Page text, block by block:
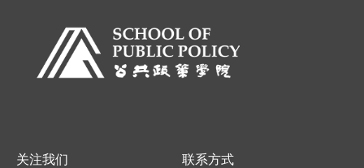
关注我们 联系方式